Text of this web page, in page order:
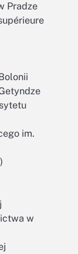
Pradze
im.
w